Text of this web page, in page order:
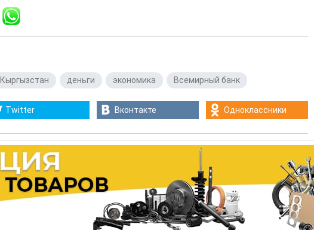
Кыргызстан деньги экономика Всемирный банк
Twitter Вконтакте Одноклассники